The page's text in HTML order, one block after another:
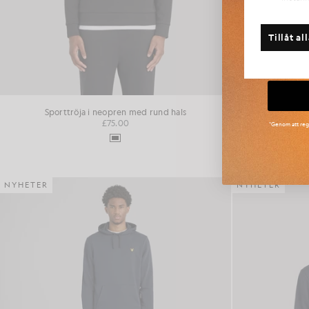
Sporttröja i neopren med rund hals
£75.00
NYHETER NYHETER
Har
*Genom att
Tillåt